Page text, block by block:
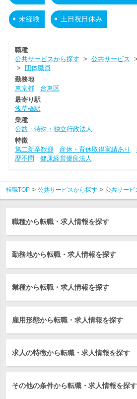
未経験 土日祝日休み
職種
公共サービスから探す > 公共サービス
> 団体職員
勤務地
東京都
台東区
最寄り駅
浅草橋駅
業種
公益・特殊・独立行政法人
特徴
第二新卒歓迎
産休・育休取得実績あり
歴不問
健康経営優良法人
転職TOP 公共サービスから探す 公共サービ
職種から転職・求人情報を探す
勤務地から転職・求人情報を探す
業種から転職・求人情報を探す
雇用形態から転職・求人情報を探す
求人の特徴から転職・求人情報を探す
その他の条件から転職・求人情報を探す